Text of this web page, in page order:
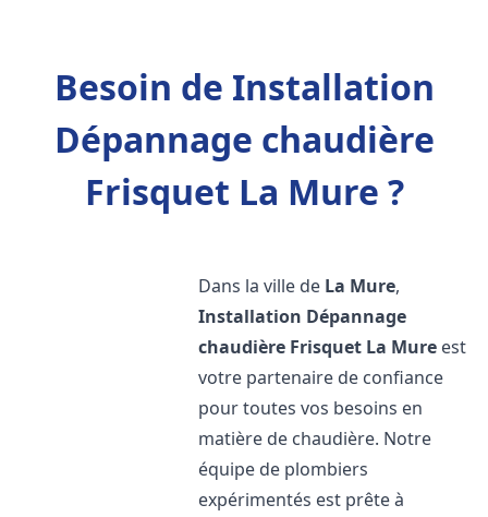
Besoin de Installation
Dépannage chaudière
Frisquet La Mure ?
Dans la ville de La Mure,
Installation Dépannage
chaudière Frisquet La Mure est
votre partenaire de confiance
pour toutes vos besoins en
matière de chaudière. Notre
équipe de plombiers
expérimentés est prête à